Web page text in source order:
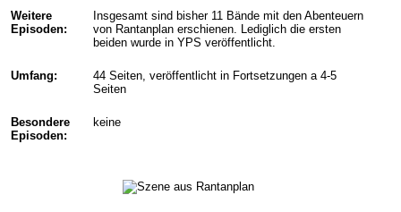
Weitere
Episoden:
Insgesamt sind bisher 11 Bände mit den Abenteuern
von Rantanplan erschienen. Lediglich die ersten
beiden wurde in YPS veröffentlicht.
Umfang:
44 Seiten, veröffentlicht in Fortsetzungen a 4-5
Seiten
Besondere
Episoden:
keine